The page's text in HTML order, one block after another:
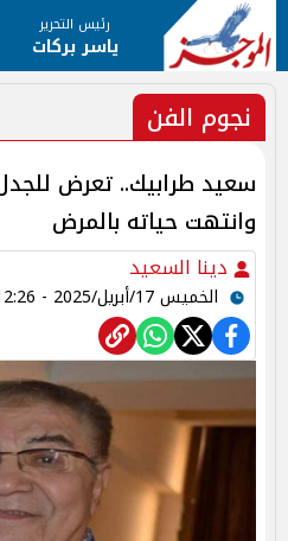
رئيس التحرير
ياسر بركات
نجوم الفن
سعيد طرابيك.. تعرض
وانتهت حياته بالمرض
دينا السعيد
الخميس 17/أبريل/2025 - 12:26 م